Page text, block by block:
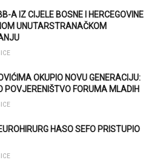
A IZ CIJELE BOSNE I HERCEGOVINE
UNUTARSTRANAČKOM
OKUPIO NOVU GENERACIJU:
POVJERENIŠTVO FORUMA MLADIH
HASO SEFO PRISTUPIO